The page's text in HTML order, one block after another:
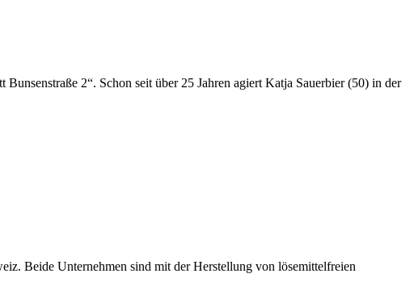
2“. Schon seit über 25 Jahren agiert Katja Sauerbier (50) in der
Beide Unternehmen sind mit der Herstellung von lösemittelfreien